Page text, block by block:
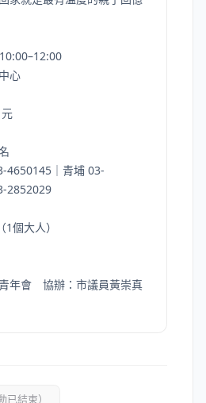
心
4650145｜青埔 03-
2852029
個大人）
年會 協辦：市議員黃崇真
結束）